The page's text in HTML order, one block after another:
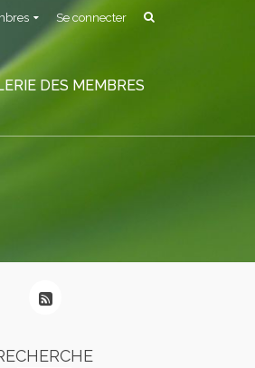
Se connecter
DES MEMBRES